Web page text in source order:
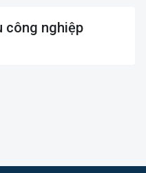
công nghiệp